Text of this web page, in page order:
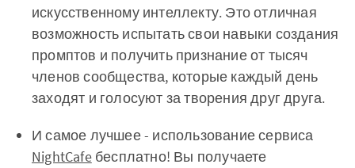
искусственному интеллекту. Это отличная
возможность испытать свои навыки создания
промптов и получить признание от тысяч
членов сообщества, которые каждый день
заходят и голосуют за творения друг друга.
И самое лучшее - использование сервиса
NightCafeбесплатно! Вы получаете